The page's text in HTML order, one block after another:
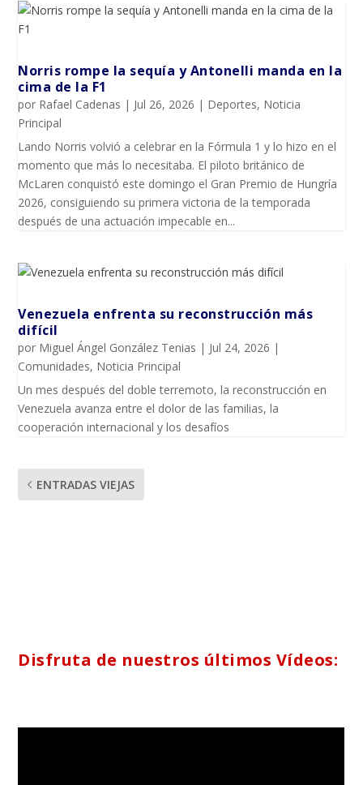
Norris rompe la sequía y Antonelli manda en la
cima de la F1
por Rafael Cadenas | Jul 26, 2026 | Deportes, Noticia
Principal
Lando Norris volvió a celebrar en la Fórmula 1 y lo hizo en el
momento que más lo necesitaba. El piloto británico de
McLaren conquistó este domingo el Gran Premio de Hungría
2026, consiguiendo su primera victoria de la temporada
después de una actuación impecable en...
Venezuela enfrenta su reconstrucción más
difícil
por Miguel Ángel González Tenias | Jul 24, 2026 |
Comunidades, Noticia Principal
Un mes después del doble terremoto, la reconstrucción en
Venezuela avanza entre el dolor de las familias, la
cooperación internacional y los desafíos
ENTRADAS VIEJAS
Disfruta de nuestros últimos Vídeos: